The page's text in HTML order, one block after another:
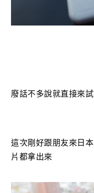
廢話不多說就直接來
這次剛好跟朋友來日
片都拿出來